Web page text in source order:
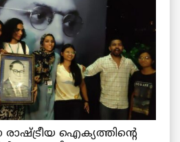
ഐക്യത്തിന്റെ